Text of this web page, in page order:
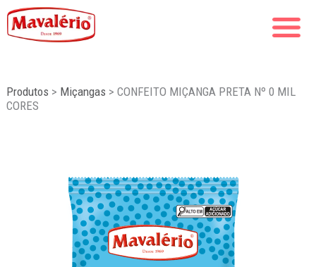
Produtos > Miçangas > CONFEITO MIÇANGA PRETA Nº 0 MIL
CORES